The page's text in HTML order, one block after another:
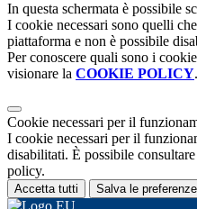
In questa schermata è possibile
I cookie necessari sono quelli
piattaforma e non è possibile
Per conoscere quali sono i
visionare la COOKIE POLICY.
Cookie necessari per il
I cookie necessari per il
disabilitati. È possibile
policy.
Accetta tutti Salva le preferenze